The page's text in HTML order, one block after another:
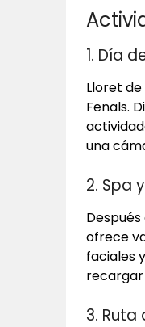
1. Día
Lloret
Fenals.
una
2. Spa
ofrece
faciales
3.